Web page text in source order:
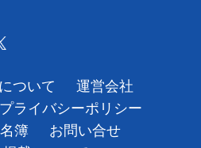
ついて
運営会社
プライバシーポリシー
簿
お問い合せ